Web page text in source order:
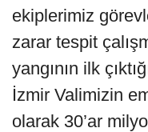
ekiplerimiz
zarar tespit
yangının ilk
İzmir Valimizin
olarak 30’ar